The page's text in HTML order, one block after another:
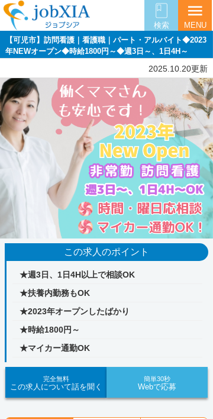
検索
menu
MENU
【可児市】訪問看護｜看護職｜パート・アルバイト◆2023
年NEWオープン◆時給1800円～◆週3日～、1日4H～
2025.10.20更新
この求人のポイント
★週3日、1日4H以上で相談OK
★扶養内勤務もOK
★2023年オープンしたばかり
★時給1800円～
★マイカー通勤OK
完全無料
この求人について話を聞く
簡単30秒
Webで応募